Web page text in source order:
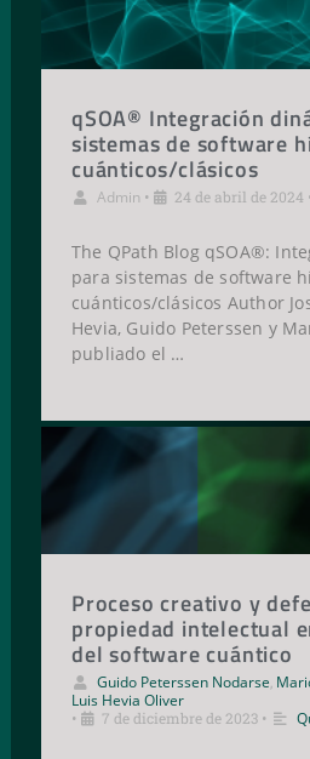
qSOA® Integración
sistemas de software
cuánticos/clásicos
Admin • 24 de abril de 2024
The QPath Blog qSOA®:
para sistemas de software
cuánticos/clásicos Author
Hevia, Guido Peterssen y
publiado el …
Proceso creativo y
propiedad intelectual
del software cuántico
Guido Peterssen Nodarse
Luis Hevia Oliver
•
7 de diciembre de 2023 •